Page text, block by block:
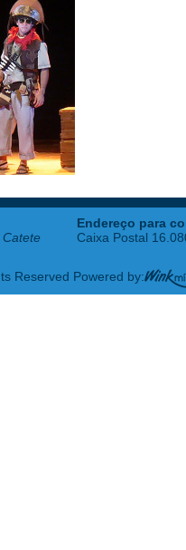
Endereço para
Caixa Postal
Reserved Powered by: